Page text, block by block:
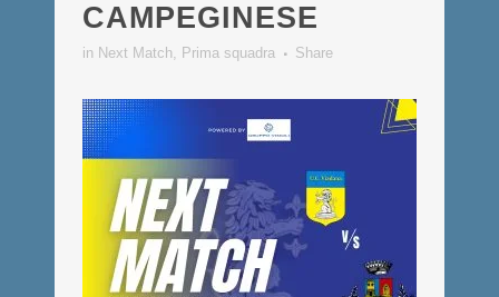
CAMPEGINESE
in Next Match, Prima squadra Share